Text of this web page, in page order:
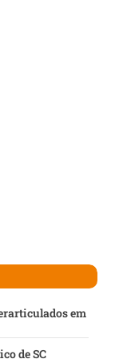
em
de SC